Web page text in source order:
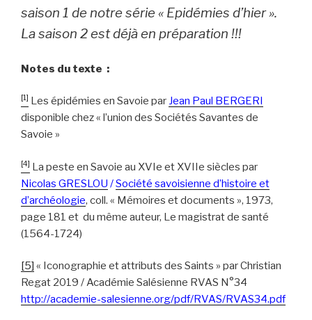
saison 1 de notre série « Epidémies d’hier ».
La saison 2 est déjà en préparation !!!
Notes du texte :
[1] Les épidémies en Savoie par Jean Paul BERGERI
disponible chez « l’union des Sociétés Savantes de
Savoie »
[4] La peste en Savoie au XVIe et XVIIe siècles par
Nicolas GRESLOU /Société savoisienne d’histoire et
d’archéologie, coll. « Mémoires et documents », 1973,
page 181 et du même auteur, Le magistrat de santé
(1564-1724)
[5] « Iconographie et attributs des Saints » par Christian
Regat 2019 / Académie Salésienne RVAS N°34
http://academie-salesienne.org/pdf/RVAS/RVAS34.pdf